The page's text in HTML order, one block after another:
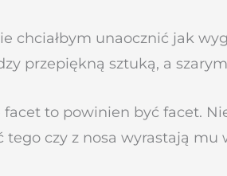
chciałbym unaocznić jak
przepiękną sztuką, a
facet to powinien być facet.
tego czy z nosa wyrastają mu